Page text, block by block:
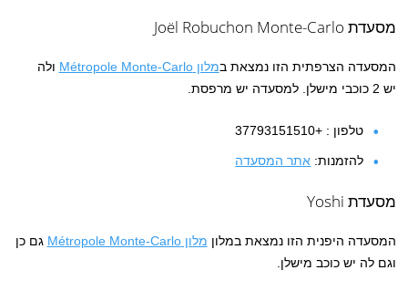
מסעדת Joël Robuchon Monte-Carlo
המסעדה הצרפתית הזו נמצאת במלון Métropole Monte-Carlo
ולה
יש 2 כוכבי מישלן. למסעדה יש מרפסת.
טלפון : +37793151510
להזמנות: אתר המסעדה
מסעדת Yoshi
המסעדה היפנית הזו נמצאת במלון מלון Métropole Monte-Carlo
גם כן
וגם לה יש כוכב מישלן.